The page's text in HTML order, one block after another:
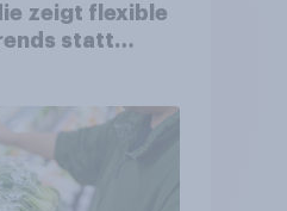
zeigt flexible
statt